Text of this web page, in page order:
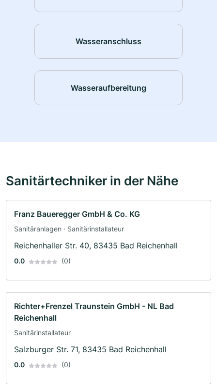
Wasseranschluss
Wasseraufbereitung
Sanitärtechniker in der Nähe
Franz Baueregger GmbH & Co. KG
Sanitäranlagen · Sanitärinstallateur
Reichenhaller Str. 40, 83435 Bad Reichenhall
0.0 (0)
Richter+Frenzel Traunstein GmbH - NL Bad
Reichenhall
Sanitärinstallateur
Salzburger Str. 71, 83435 Bad Reichenhall
0.0 (0)